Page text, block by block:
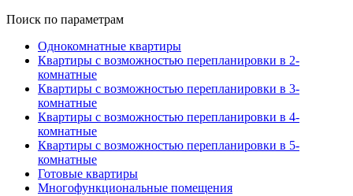
Поиск по параметрам
Однокомнатные квартиры
Квартиры с возможностью перепланировки в 2-
комнатные
Квартиры с возможностью перепланировки в 3-
комнатные
Квартиры с возможностью перепланировки в 4-
комнатные
Квартиры с возможностью перепланировки в 5-
комнатные
Готовые квартиры
Многофункциональные помещения